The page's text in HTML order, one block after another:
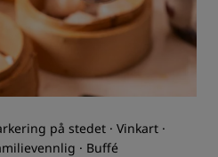
på stedet · Vinkart ·
· Buffé